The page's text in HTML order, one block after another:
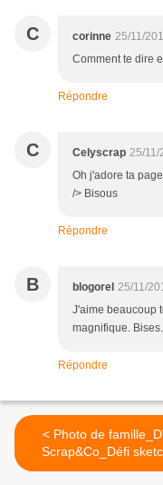
C corinne 25/11/
Comment te dire
Répondre
C Celyscrap 25/11/
Oh j'adore ta
/> Bisous
Répondre
B blogorel 25/11/
J'aime beaucoup
magnifique. Bises.
Répondre
< Photo de famille_DT
Scrap&Co_Défi